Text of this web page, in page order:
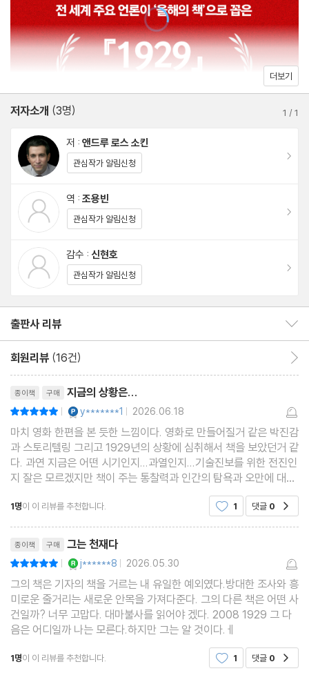
기록을 담은 『1929』가 한국 사회를 찾는다. 8년에 걸친 집요한 추
적 끝에 전 세계를 뒤흔든 역대 최악의 시장 붕괴의 실체를 낱낱이
복원해낸 이 책은 출간 직후 아마존과 《뉴욕 타임스》 베스트셀러 1
위를 기록하며 영미권 주요 언론의 대대적인 주목을 받았고, 버락 오
바마 전 미국 대통령과 빌 게이츠가 ‘올해의 책’으로 꼽으며 금융 논
지금, 리스크의 본질을 이해하고 다가올 위기를 대비하려는 한국 독
자라면 누구나 귀담아들어야 할 독보적인 인사이트다. 오늘날 우리
가 목격하는 주식 광풍이 1929년의 데자뷔인지, 아니면 새로운 시
대의 전조인지는 오직 이 책만이 답할 수 있다.
12. 1929년 5월 7일
13. 1929년 6월 4일
14. 1929년 6월 29일
16. 1929년 10월 2일
17. 1929년 10월 6일
18. 1929년 10월 10일
19. 1929년 10월 24일
20. 1929년 10월 27일
21. 1929년 11월 6일
22. 1929년 11월 8일
23. 1929년 11월 13일
24. 1929년 12월 19일
25. 1929년 12월 21일
2부
26. 1930년 9월 30일
27. 1930년 10월 28일
31. 1932년 11월 8일
32. 1933년 2월 18일
33. 1933년 2월 21일
34. 1933년 2월 22일
35. 1933년 3월 3일
36. 1933년 3월 7일
37. 1933년 3월 21일
38. 1933년 5월 16일
39. 1933년 5월 22일
40. 1933년 5월 23일
41. 1933년 6월 16일
더보기
저자소개 (3명) 1 /1
저 : 앤드루 로스 소킨
관심작가 알림신청
역 : 조용빈
관심작가 알림신청
감수 : 신현호
관심작가 알림신청
출판사 리뷰
회원리뷰 (16건)
종이책 구매 지금의 상황은...
| y*******1 | 2026.06.18
마치 영화 한편을 본 듯한 느낌이다. 영화로 만들어질거 같은 박진감
과 스토리텔링 그리고 1929년의 상황에 심취해서 책을 보았던거 같
다. 과연 지금은 어떤 시기인지...과열인지...기술진보를 위한 전진인
지 잘은 모르겠지만 책이 주는 통찰력과 인간의 탐욕과 오만에 대해
조금은 이해하게 되었다.책의 마지막부분에,1929년이 우리에게 주
는 영구적인 교훈은 호황을 막을 수 있다거나,
1명이 이 리뷰를 추천합니다. 1 댓글 0
종이책 구매 그는 천재다
| j******8 | 2026.05.30
그의 책은 기자의 책을 거르는 내 유일한 예외였다.방대한 조사와 흥
미로운 줄거리는 새로운 안목을 가져다준다. 그의 다른 책은 어떤 사
건일까? 너무 고맙다. 대마불사를 읽어야 겠다. 2008 1929 그 다
음은 어디일까 나는 모른다.하지만 그는 알 것이다.ㅔ
1명이 이 리뷰를 추천합니다. 1 댓글 0